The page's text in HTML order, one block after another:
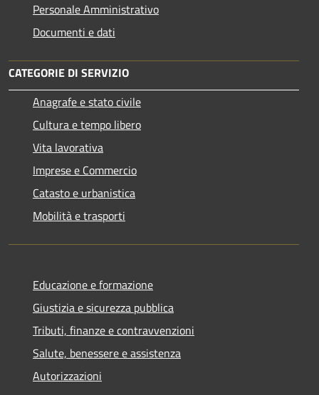
Personale Amministrativo
Documenti e dati
CATEGORIE DI SERVIZIO
Anagrafe e stato civile
Cultura e tempo libero
Vita lavorativa
Imprese e Commercio
Catasto e urbanistica
Mobilità e trasporti
Educazione e formazione
Giustizia e sicurezza pubblica
Tributi, finanze e contravvenzioni
Salute, benessere e assistenza
Autorizzazioni